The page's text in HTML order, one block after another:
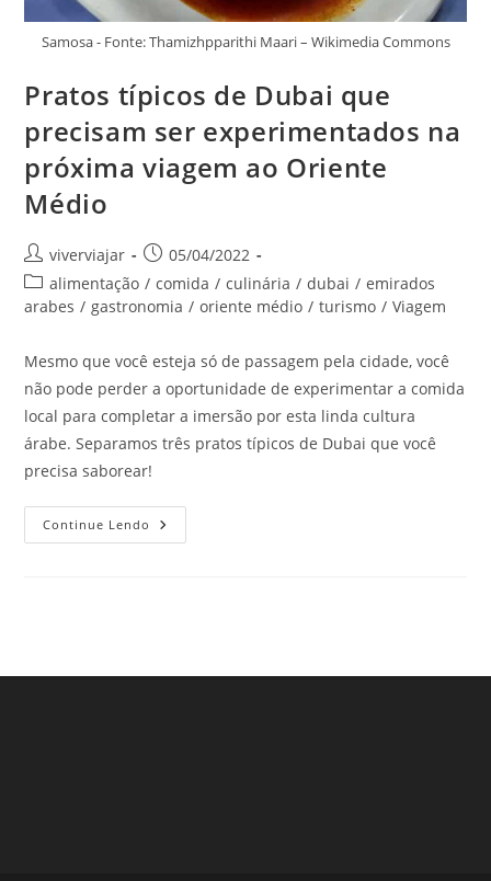
Samosa - Fonte: Thamizhpparithi Maari – Wikimedia Commons
Pratos típicos de Dubai que
precisam ser experimentados na
próxima viagem ao Oriente
Médio
Autor
do
post:
viverviajar
Post
publicado:
05/04/2022
Categoria
do
alimentação / comida / culinária / dubai / emirados
arabes / gastronomia / oriente médio / turismo / Viagem
Mesmo que você esteja só de passagem pela cidade, você
não pode perder a oportunidade de experimentar a comida
local para completar a imersão por esta linda cultura
árabe. Separamos três pratos típicos de Dubai que você
precisa saborear!
Continue Lendo Pratos
Típicos
Viagem